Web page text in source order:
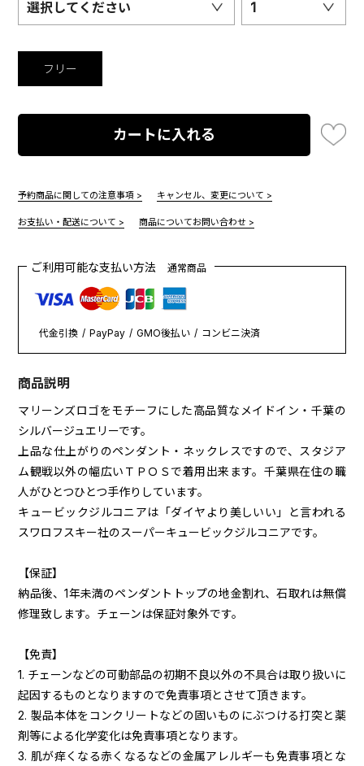
選択してください 1
フリー
カートに入れる
予約商品に関しての注意事項 > キャンセル、変更について >
お支払い・配送について > 商品についてお問い合わせ >
ご利用可能な支払い方法通常商品
代金引換 PayPay GMO後払い コンビニ決済
商品説明
マリーンズロゴをモチーフにした高品質なメイドイン・千葉の
シルバージュエリーです。
上品な仕上がりのペンダント・ネックレスですので、スタジア
ム観戦以外の幅広いＴＰＯＳで着用出来ます。千葉県在住の職
人がひとつひとつ手作りしています。
キュービックジルコニアは「ダイヤより美しいい」と言われる
スワロフスキー社のスーパーキュービックジルコニアです。
【保証】
納品後、1年未満のペンダントトップの地金割れ、石取れは無償
修理致します。チェーンは保証対象外です。
【免責】
1. チェーンなどの可動部品の初期不良以外の不具合は取り扱いに
起因するものとなりますので免責事項とさせて頂きます。
2. 製品本体をコンクリートなどの固いものにぶつける打突と薬
剤等による化学変化は免責事項となります。
3. 肌が痒くなる赤くなるなどの金属アレルギーも免責事項とな